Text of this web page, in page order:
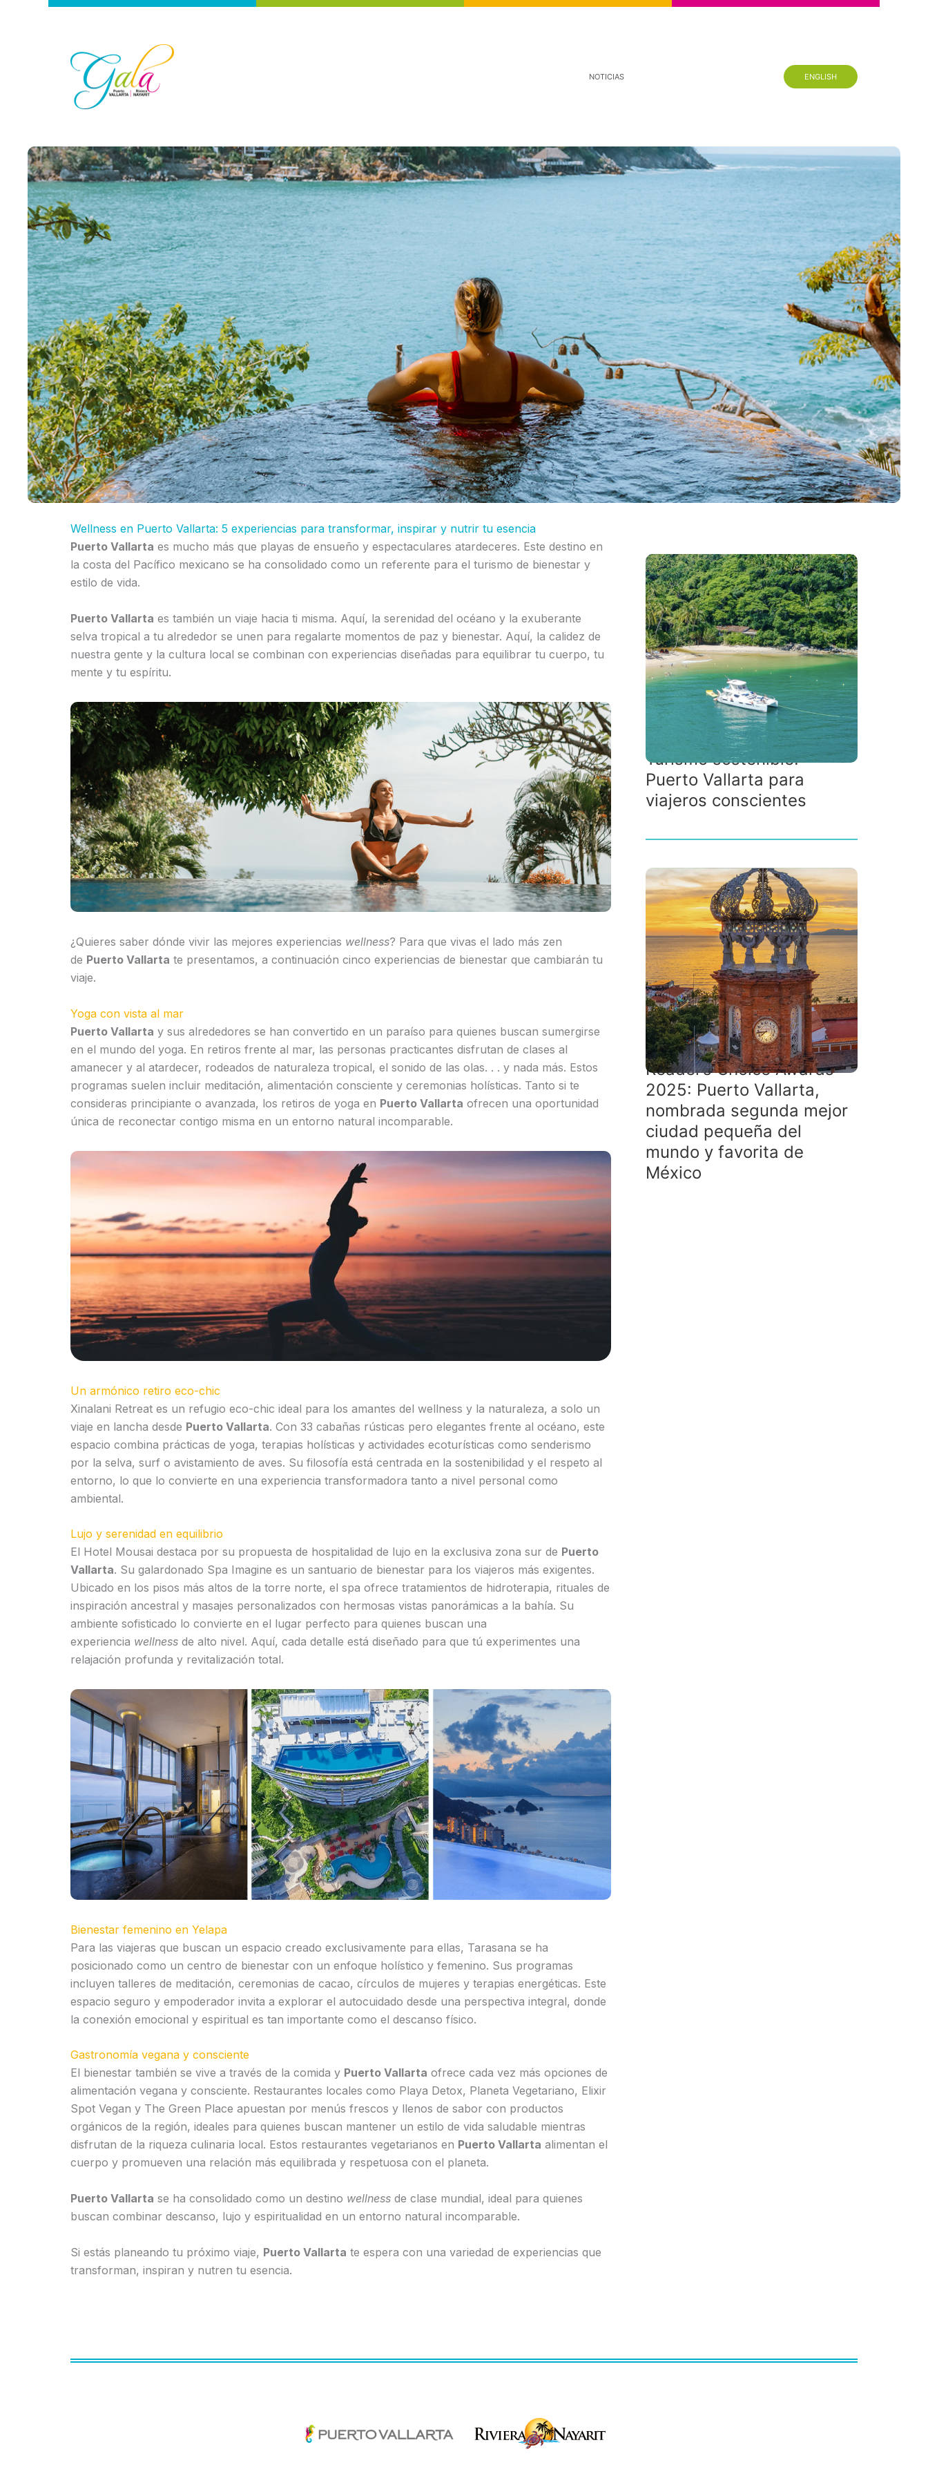
NOTICIAS ENGLISH
Wellness en Puerto Vallarta: 5 experiencias para transformar, inspirar y nutrir tu esencia
Puerto Vallarta es mucho más que playas de ensueño y espectaculares atardeceres. Este destino en
la costa del Pacífico mexicano se ha consolidado como un referente para el turismo de bienestar y
estilo de vida.
Puerto Vallarta es también un viaje hacia ti misma. Aquí, la serenidad del océano y la exuberante
selva tropical a tu alrededor se unen para regalarte momentos de paz y bienestar. Aquí, la calidez de
nuestra gente y la cultura local se combinan con experiencias diseñadas para equilibrar tu cuerpo, tu
mente y tu espíritu.
¿Quieres saber dónde vivir las mejores experiencias wellness? Para que vivas el lado más zen
de Puerto Vallarta te presentamos, a continuación cinco experiencias de bienestar que cambiarán tu
viaje.
Yoga con vista al mar
Puerto Vallarta y sus alrededores se han convertido en un paraíso para quienes buscan sumergirse
en el mundo del yoga. En retiros frente al mar, las personas practicantes disfrutan de clases al
amanecer y al atardecer, rodeados de naturaleza tropical, el sonido de las olas. . . y nada más. Estos
programas suelen incluir meditación, alimentación consciente y ceremonias holísticas. Tanto si te
consideras principiante o avanzada, los retiros de yoga en Puerto Vallarta ofrecen una oportunidad
única de reconectar contigo misma en un entorno natural incomparable.
Un armónico retiro eco-chic
Xinalani Retreat es un refugio eco-chic ideal para los amantes del wellness y la naturaleza, a solo un
viaje en lancha desde Puerto Vallarta. Con 33 cabañas rústicas pero elegantes frente al océano, este
espacio combina prácticas de yoga, terapias holísticas y actividades ecoturísticas como senderismo
por la selva, surf o avistamiento de aves. Su filosofía está centrada en la sostenibilidad y el respeto al
entorno, lo que lo convierte en una experiencia transformadora tanto a nivel personal como
ambiental.
Lujo y serenidad en equilibrio
El Hotel Mousai destaca por su propuesta de hospitalidad de lujo en la exclusiva zona sur de Puerto
Vallarta. Su galardonado Spa Imagine es un santuario de bienestar para los viajeros más exigentes.
Ubicado en los pisos más altos de la torre norte, el spa ofrece tratamientos de hidroterapia, rituales de
inspiración ancestral y masajes personalizados con hermosas vistas panorámicas a la bahía. Su
ambiente sofisticado lo convierte en el lugar perfecto para quienes buscan una
experiencia wellness de alto nivel. Aquí, cada detalle está diseñado para que tú experimentes una
relajación profunda y revitalización total.
Bienestar femenino en Yelapa
Para las viajeras que buscan un espacio creado exclusivamente para ellas, Tarasana se ha
posicionado como un centro de bienestar con un enfoque holístico y femenino. Sus programas
incluyen talleres de meditación, ceremonias de cacao, círculos de mujeres y terapias energéticas. Este
espacio seguro y empoderador invita a explorar el autocuidado desde una perspectiva integral, donde
la conexión emocional y espiritual es tan importante como el descanso físico.
Gastronomía vegana y consciente
El bienestar también se vive a través de la comida y Puerto Vallarta ofrece cada vez más opciones de
alimentación vegana y consciente. Restaurantes locales como Playa Detox, Planeta Vegetariano, Elixir
Spot Vegan y The Green Place apuestan por menús frescos y llenos de sabor con productos
orgánicos de la región, ideales para quienes buscan mantener un estilo de vida saludable mientras
disfrutan de la riqueza culinaria local. Estos restaurantes vegetarianos en Puerto Vallarta alimentan el
cuerpo y promueven una relación más equilibrada y respetuosa con el planeta.
Puerto Vallarta se ha consolidado como un destino wellness de clase mundial, ideal para quienes
buscan combinar descanso, lujo y espiritualidad en un entorno natural incomparable.
Si estás planeando tu próximo viaje, Puerto Vallarta te espera con una variedad de experiencias que
transforman, inspiran y nutren tu esencia.
Turismo sostenible:
Puerto Vallarta para
viajeros conscientes
Reader’s Choice Awards
2025: Puerto Vallarta,
nombrada segunda mejor
ciudad pequeña del
mundo y favorita de
México